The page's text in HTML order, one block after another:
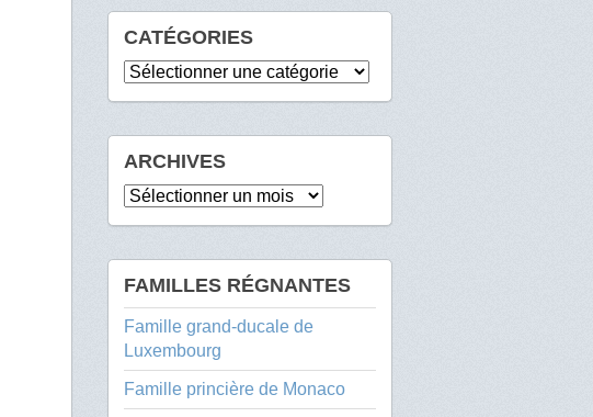
CATÉGORIES
Catégories
ARCHIVES
Archives
FAMILLES RÉGNANTES
Famille grand-ducale de
Luxembourg
Famille princière de Monaco